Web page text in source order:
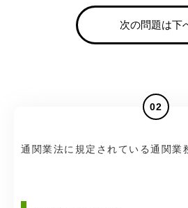
次の問題は下
02
通関業法に規定されている通関業